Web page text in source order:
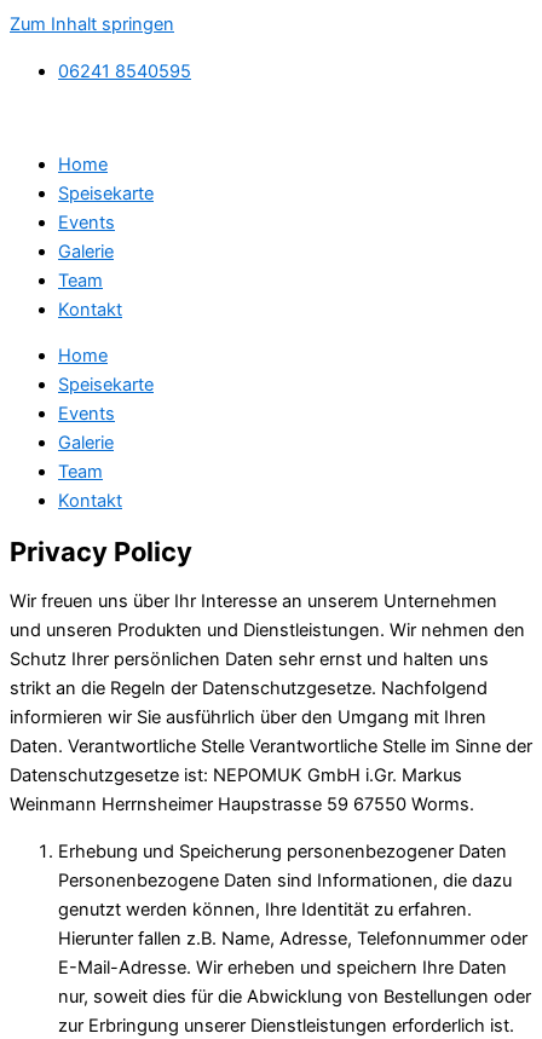
Zum Inhalt springen
06241 8540595
Home
Speisekarte
Events
Galerie
Team
Kontakt
Home
Speisekarte
Events
Galerie
Team
Kontakt
Privacy Policy
Wir freuen uns über Ihr Interesse an unserem Unternehmen
und unseren Produkten und Dienstleistungen. Wir nehmen den
Schutz Ihrer persönlichen Daten sehr ernst und halten uns
strikt an die Regeln der Datenschutzgesetze. Nachfolgend
informieren wir Sie ausführlich über den Umgang mit Ihren
Daten. Verantwortliche Stelle Verantwortliche Stelle im Sinne der
Datenschutzgesetze ist: NEPOMUK GmbH i.Gr. Markus
Weinmann Herrnsheimer Haupstrasse 59 67550 Worms.
Erhebung und Speicherung personenbezogener Daten
Personenbezogene Daten sind Informationen, die dazu
genutzt werden können, Ihre Identität zu erfahren.
Hierunter fallen z.B. Name, Adresse, Telefonnummer oder
E-Mail-Adresse. Wir erheben und speichern Ihre Daten
nur, soweit dies für die Abwicklung von Bestellungen oder
zur Erbringung unserer Dienstleistungen erforderlich ist.